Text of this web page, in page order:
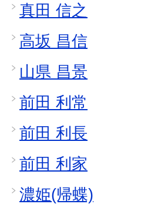
真田 信之
高坂 昌信
山県 昌景
前田 利常
前田 利長
前田 利家
濃姫(帰蝶)